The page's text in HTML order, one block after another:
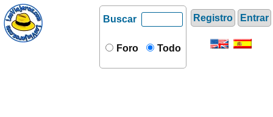
Registro Entrar
Buscar
Foro Todo